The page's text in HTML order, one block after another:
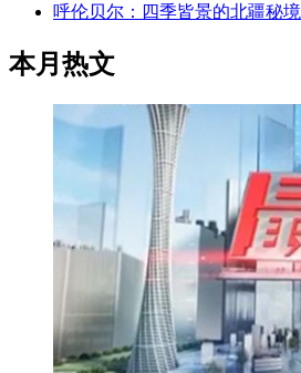
呼伦贝尔：四季皆景的北疆秘境
本月热文